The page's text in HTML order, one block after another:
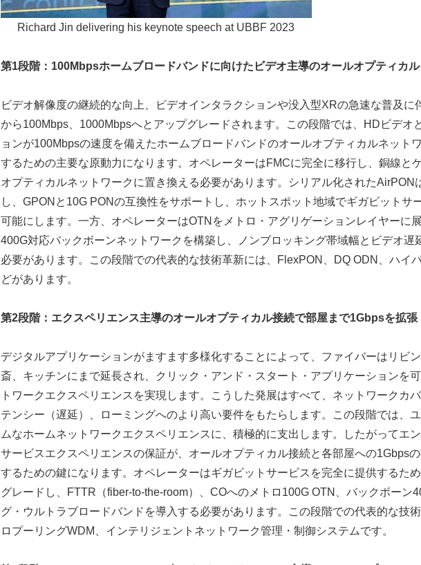
Richard Jin delivering his keynote speech at UBBF 2023
第1段階： 100Mbpsホームブロードバンドに向けたビデオ主導のオールオプティカ
ビデオ解像度の継続的な向上、ビデオインタラクションや没入型XRの急速な普及に
から100Mbps、1000Mbpsへとアップグレードされます。この段階では、HDビデオ
ョンが100Mbpsの速度を備えたホームブロードバンドのオールオプティカルネット
するための主要な原動力になります。オペレーターはFMCに完全に移行し、銅線と
オプティカルネットワークに置き換える必要があります。シリアル化されたAirPON
し、GPONと10G PONの互換性をサポートし、ホットスポット地域でギガビットサ
可能にします。一方、オペレーターはOTNをメトロ・アグリゲーションレイヤーに
400G対応バックボーンネットワークを構築し、ノンブロッキング帯域幅とビデオ遅
必要があります。この段階での代表的な技術革新には、FlexPON、DQ ODN、ハイ
どがあります。
第2段階：エクスペリエンス主導のオールオプティカル接続で部屋まで1Gbpsを拡張
デジタルアプリケーションがますます多様化することによって、ファイバーはリビ
斎、キッチンにまで延長され、クリック・アンド・スタート・アプリケーションを
トワークエクスペリエンスを実現します。こうした発展はすべて、ネットワークカ
テンシー（遅延）、ローミングへのより高い要件をもたらします。この段階では、
ムなホームネットワークエクスペリエンスに、積極的に支出します。したがってエ
サービスエクスペリエンスの保証が、オールオプティカル接続と各部屋への1Gbps
するための鍵になります。オペレーターはギガビットサービスを完全に提供するた
グレードし、FTTR（fiber-to-the-room）、COへのメトロ100G OTN、バックボーン
グ・ウルトラブロードバンドを導入する必要があります。この段階での代表的な技
ロプーリングWDM、インテリジェントネットワーク管理・制御システムです。